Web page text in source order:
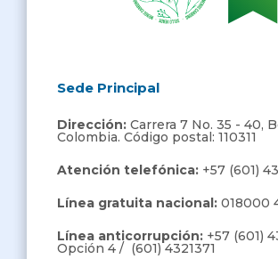
Sede Principal
Dirección:Carrera 7 No. 35 - 40,
Colombia. Código postal: 110311
Atención telefónica: +57 (601)
Línea gratuita nacional: 018000
Línea anticorrupción: +57 (601)
Opción 4 / (601) 4321371